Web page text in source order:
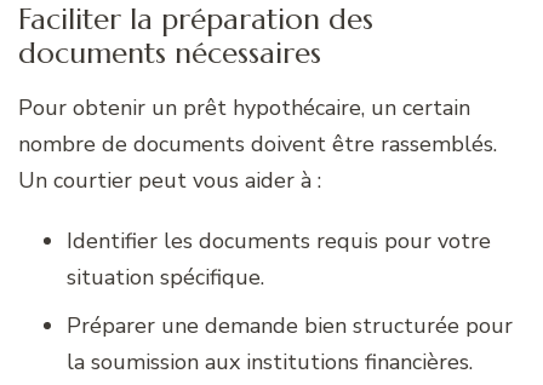
Faciliter la préparation des
documents nécessaires
Pour obtenir un prêt hypothécaire, un certain
nombre de documents doivent être rassemblés.
Un courtier peut vous aider à :
Identifier les documents requis pour votre
situation spécifique.
Préparer une demande bien structurée pour
la soumission aux institutions financières.